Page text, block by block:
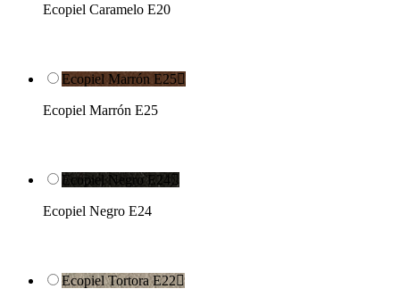
Ecopiel Caramelo E20
Ecopiel Marrón E25
Ecopiel Marrón E25
Ecopiel Negro E24
Ecopiel Negro E24
Ecopiel Tortora E22